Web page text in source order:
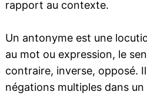
rapport au contexte.
Un antonyme est une
au mot ou expression, le
contraire, inverse, opposé.
négations multiples dans